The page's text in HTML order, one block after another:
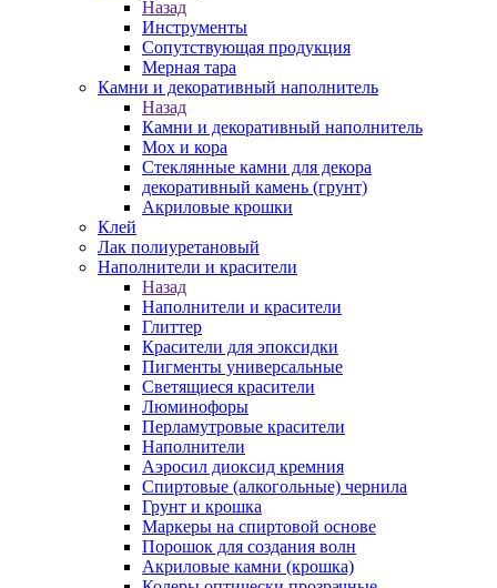
Назад
Инструменты
Сопутствующая продукция
Мерная тара
Камни и декоративный наполнитель
Назад
Камни и декоративный наполнитель
Мох и кора
Стеклянные камни для декора
декоративный камень (грунт)
Акриловые крошки
Клей
Лак полиуретановый
Наполнители и красители
Назад
Наполнители и красители
Глиттер
Красители для эпоксидки
Пигменты универсальные
Светящиеся красители
Люминофоры
Перламутровые красители
Наполнители
Аэросил диоксид кремния
Спиртовые (алкогольные) чернила
Грунт и крошка
Маркеры на спиртовой основе
Порошок для создания волн
Акриловые камни (крошка)